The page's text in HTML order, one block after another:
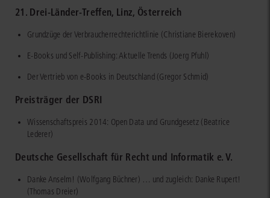
21. Drei-Länder-Treffen, Linz, Österreich
Grundzüge der Verbraucherrechterichtlinie (Christiane Bierekoven)
E-Books und Self-Publishing: Aktuelle Trends (Joerg Pfuhl)
Der Vertrieb von e-Books in Deutschland (Gregor Schmid)
Preisträger der DSRI
Wissenschaftspreis 2014: Open Data und Grundgesetz (Beatrice
Lederer)
Deutsche Gesellschaft für Recht und Informatik e. V.
Danke Anselm! (Wolfgang Büchner) … und zugleich: Danke Rupert!
(Thomas Dreier)